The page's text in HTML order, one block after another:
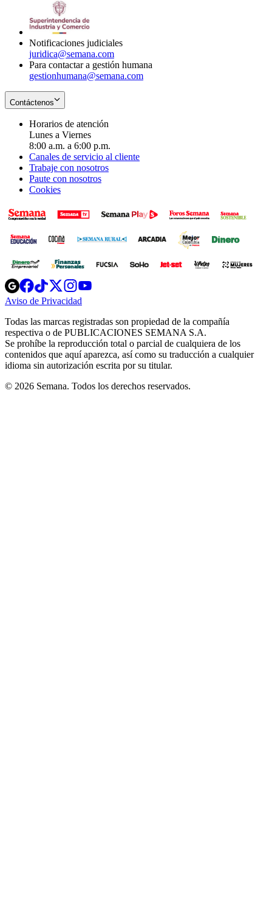
Notificaciones judiciales
juridica@semana.com
Para contactar a gestión humana
gestionhumana@semana.com
Contáctenos
Horarios de atención
Lunes a Viernes
8:00 a.m. a 6:00 p.m.
Canales de servicio al cliente
Trabaje con nosotros
Paute con nosotros
Cookies
Opens
in
new
Opens
in
new
Opens
in
new
window
Opens
new
windowwindow
Aviso de Privacidad
new
window
Todas las marcas registradas son propiedad de la compañía
respectiva o de PUBLICACIONES SEMANA S.A.
Se prohíbe la reproducción total o parcial de cualquiera de los
contenidos que aquí aparezca, así como su traducción a cualquier
idioma sin autorización escrita por su titular.
© 2026 Semana. Todos los derechos reservados.